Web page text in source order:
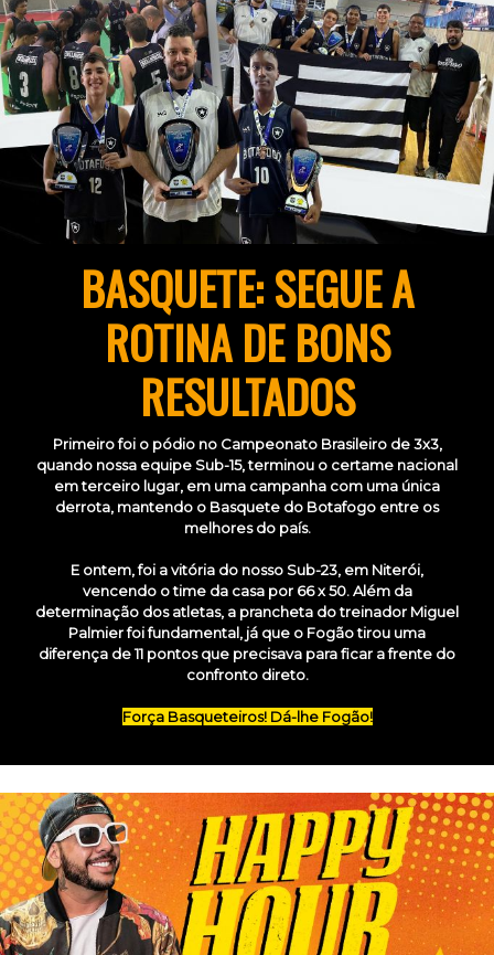
BASQUETE: SEGUE A
ROTINA DE BONS
RESULTADOS
Primeiro foi o pódio no Campeonato Brasileiro de 3x3,
quando nossa equipe Sub-15, terminou o certame nacional
em terceiro lugar, em uma campanha com uma única
derrota, mantendo o Basquete do Botafogo entre os
melhores do país.
E ontem, foi a vitória do nosso Sub-23, em Niterói,
vencendo o time da casa por 66 x 50. Além da
determinação dos atletas, a prancheta do treinador Miguel
Palmier foi fundamental, já que o Fogão tirou uma
diferença de 11 pontos que precisava para ficar a frente do
confronto direto.
Força Basqueteiros! Dá-lhe Fogão!